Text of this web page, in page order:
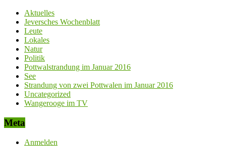
Aktuelles
Jeversches Wochenblatt
Leute
Lokales
Natur
Politik
Pottwalstrandung im Januar 2016
See
Strandung von zwei Pottwalen im Januar 2016
Uncategorized
Wangerooge im TV
Meta
Anmelden